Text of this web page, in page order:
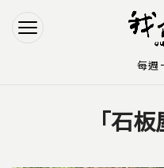
Jump
Jump
「石
每週